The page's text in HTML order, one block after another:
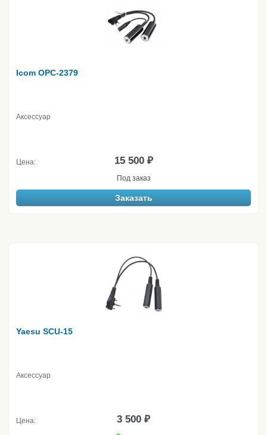
Icom OPC-2379
Аксессуар
Цена: 15 500 ₽
Под заказ
Заказать
Yaesu SCU-15
Аксессуар
Цена: 3 500 ₽